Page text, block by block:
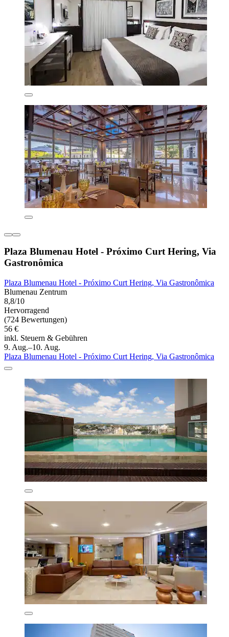
Plaza Blumenau Hotel - Próximo Curt Hering, Via
Gastronômica
Plaza Blumenau Hotel - Próximo Curt Hering, Via Gastronômica
Blumenau Zentrum
8,8/10
Hervorragend
(724 Bewertungen)
56 €
inkl. Steuern & Gebühren
9. Aug.–10. Aug.
Plaza Blumenau Hotel - Próximo Curt Hering, Via Gastronômica